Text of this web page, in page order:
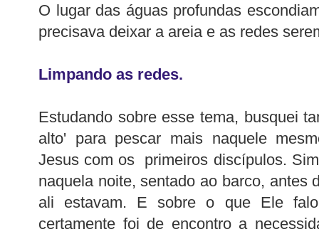
O lugar das águas profundas
precisava deixar a areia e as redes
Limpando as redes.
Estudando sobre esse tema, busquei
alto' para pescar mais naquele
Jesus com os primeiros discípulos.
naquela noite, sentado ao barco, antes
ali estavam. E sobre o que Ele
certamente foi de encontro a